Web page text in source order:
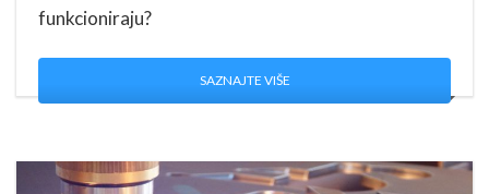
funkcioniraju?
SAZNAJTE VIŠE